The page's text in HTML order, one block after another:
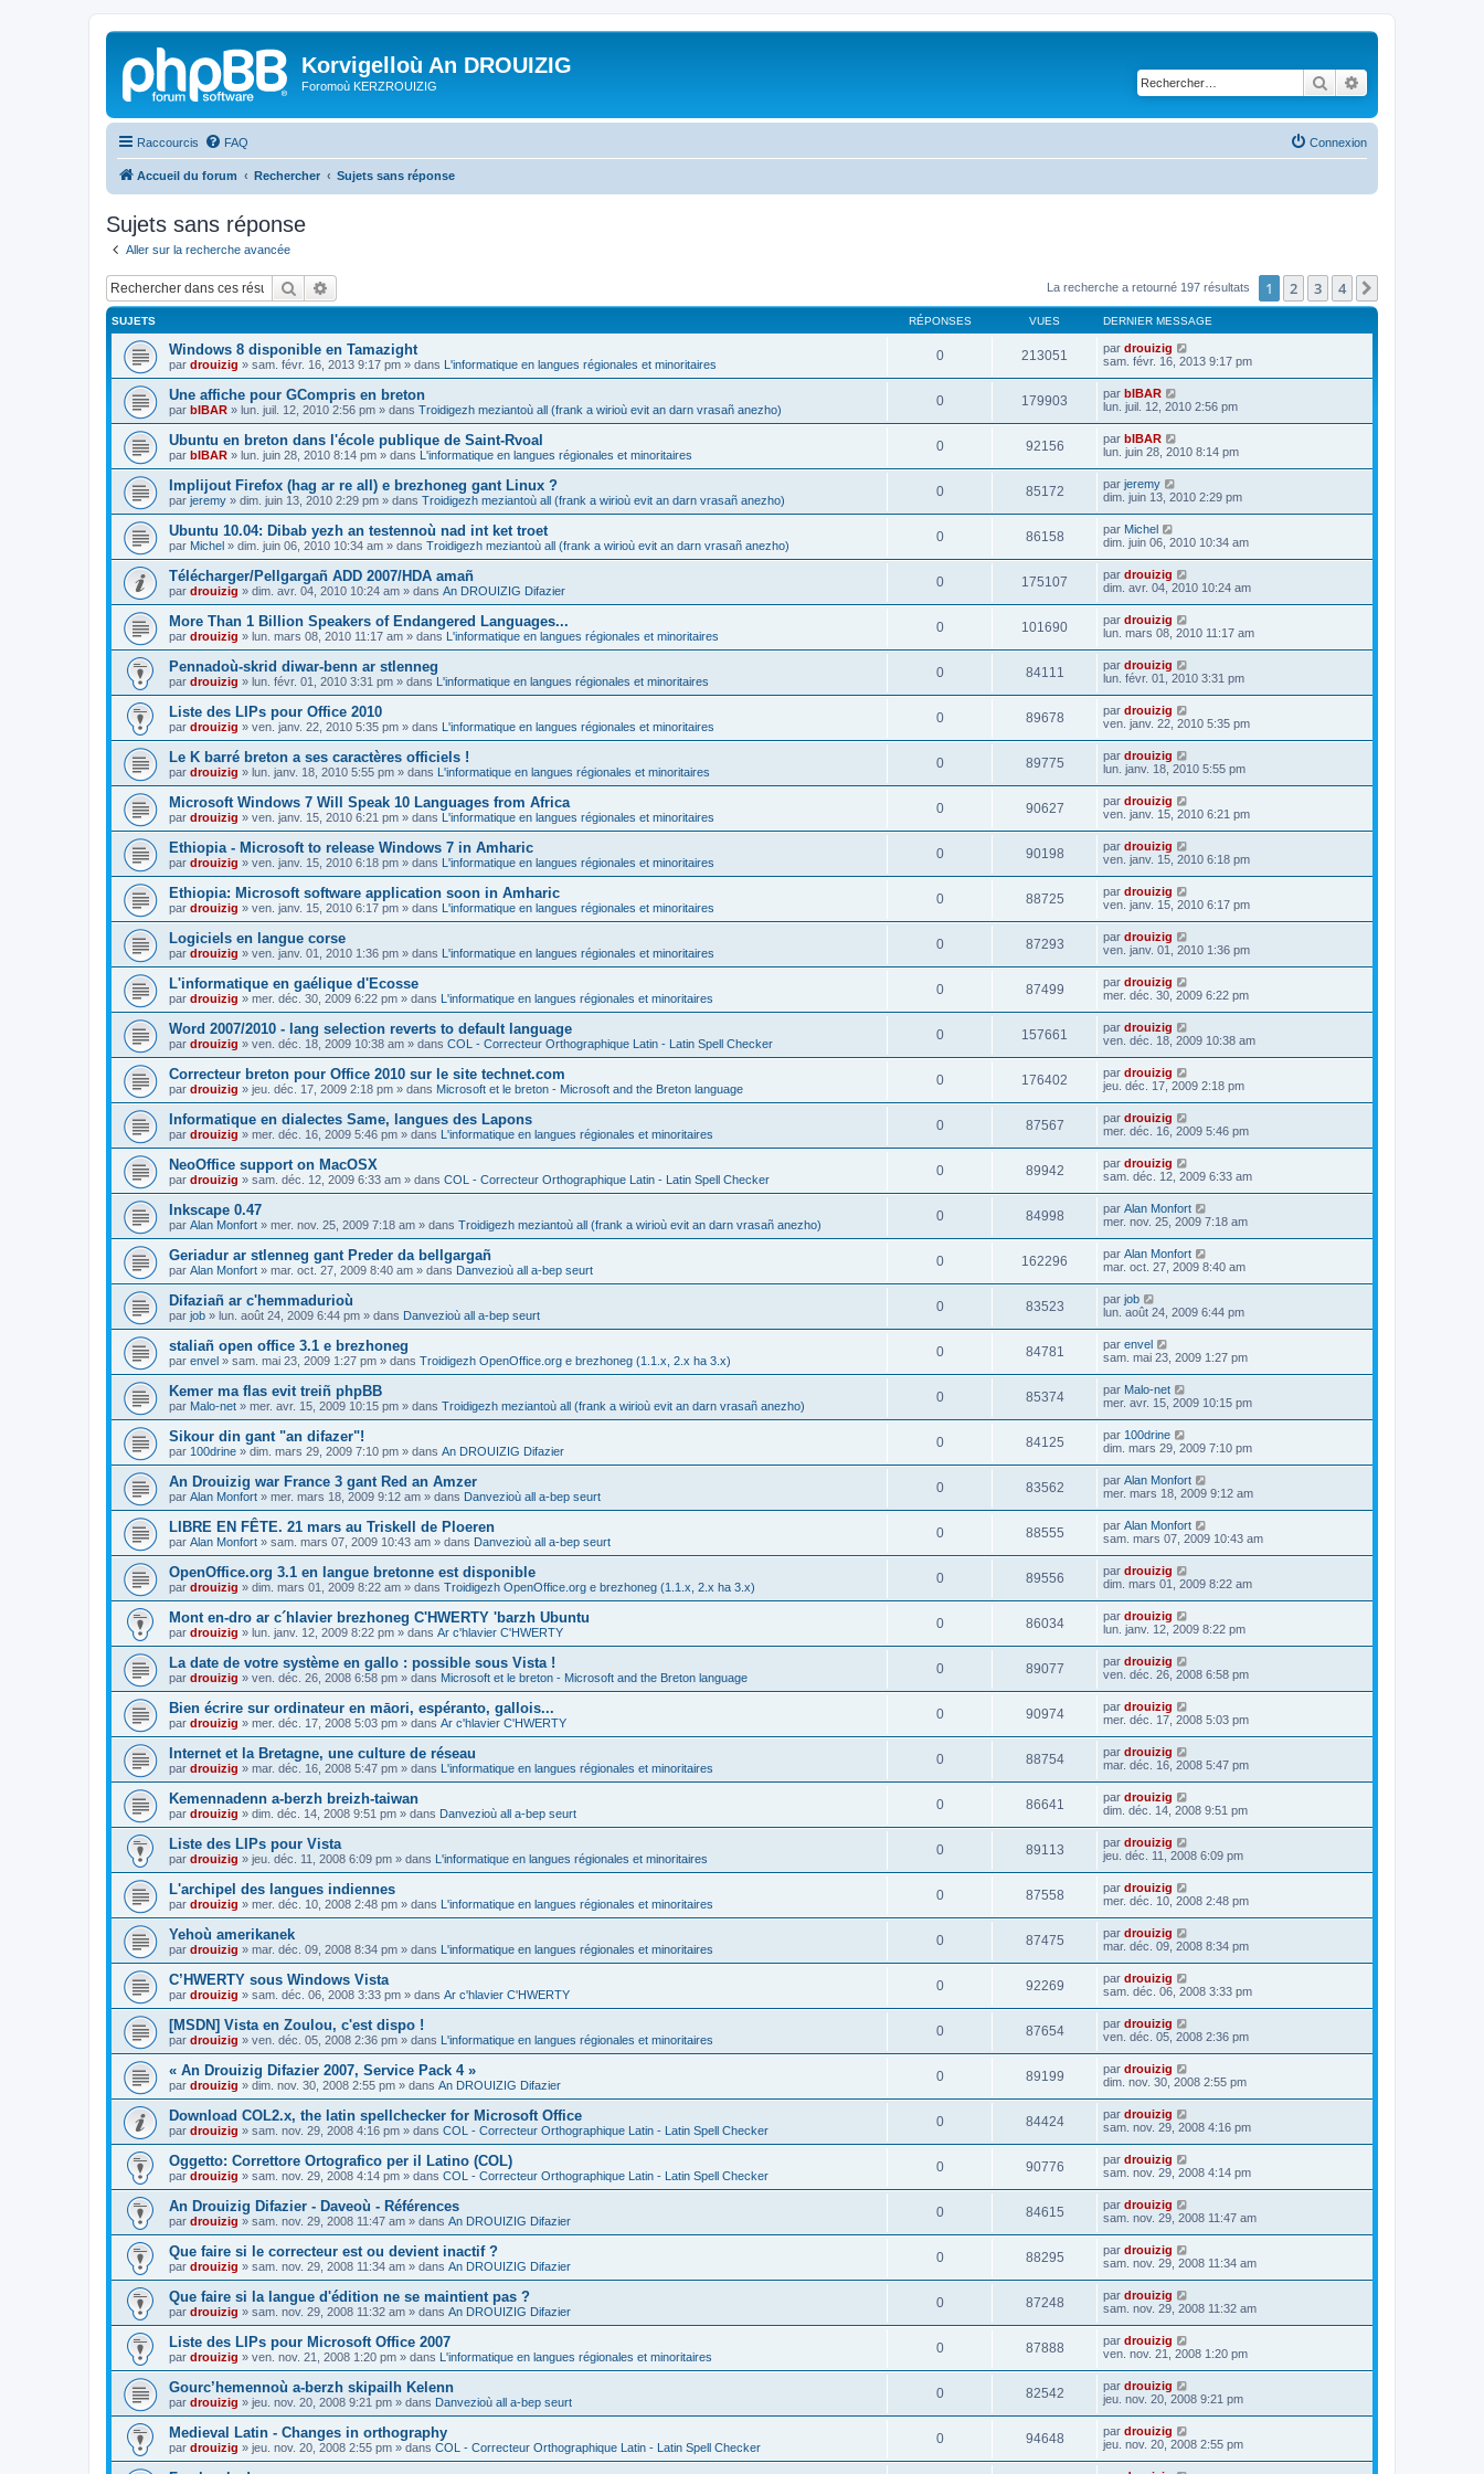
Korvigelloù An DROUIZIG
Foromoù KERZROUIZIG Rechercher
Raccourcis FAQ Connexion
Accueil du forum Rechercher Sujets sans réponse
Sujets sans réponse
Aller sur la recherche avancée
Rechercher La recherche a retourné 197 résultats 1 2 3 4
SUJETS RÉPONSES VUES DERNIER MESSAGE
Windows 8 disponible en Tamazight
par drouizig » sam. févr. 16, 2013 9:17 pm » dans L'informatique en langues régionales et minoritaires
0 213051 par drouizig
sam. févr. 16, 2013 9:17 pm
Une affiche pour GCompris en breton
par bIBAR » lun. juil. 12, 2010 2:56 pm » dans Troidigezh meziantoù all (frank a wirioù evit an darn vrasañ anezho)
0 179903 par bIBAR
lun. juil. 12, 2010 2:56 pm
Ubuntu en breton dans l'école publique de Saint-Rvoal
par bIBAR » lun. juin 28, 2010 8:14 pm » dans L'informatique en langues régionales et minoritaires
0 92156 par bIBAR
lun. juin 28, 2010 8:14 pm
Implijout Firefox (hag ar re all) e brezhoneg gant Linux ?
par jeremy » dim. juin 13, 2010 2:29 pm » dans Troidigezh meziantoù all (frank a wirioù evit an darn vrasañ anezho)
0 85172 par jeremy
dim. juin 13, 2010 2:29 pm
Ubuntu 10.04: Dibab yezh an testennoù nad int ket troet
par Michel » dim. juin 06, 2010 10:34 am » dans Troidigezh meziantoù all (frank a wirioù evit an darn vrasañ anezho)
0 86158 par Michel
dim. juin 06, 2010 10:34 am
Télécharger/Pellgargañ ADD 2007/HDA amañ
par drouizig » dim. avr. 04, 2010 10:24 am » dans An DROUIZIG Difazier
0 175107 par drouizig
dim. avr. 04, 2010 10:24 am
More Than 1 Billion Speakers of Endangered Languages...
par drouizig » lun. mars 08, 2010 11:17 am » dans L'informatique en langues régionales et minoritaires
0 101690 par drouizig
lun. mars 08, 2010 11:17 am
Pennadoù-skrid diwar-benn ar stlenneg
par drouizig » lun. févr. 01, 2010 3:31 pm » dans L'informatique en langues régionales et minoritaires
0 84111 par drouizig
lun. févr. 01, 2010 3:31 pm
Liste des LIPs pour Office 2010
par drouizig » ven. janv. 22, 2010 5:35 pm » dans L'informatique en langues régionales et minoritaires
0 89678 par drouizig
ven. janv. 22, 2010 5:35 pm
Le K barré breton a ses caractères officiels !
par drouizig » lun. janv. 18, 2010 5:55 pm » dans L'informatique en langues régionales et minoritaires
0 89775 par drouizig
lun. janv. 18, 2010 5:55 pm
Microsoft Windows 7 Will Speak 10 Languages from Africa
par drouizig » ven. janv. 15, 2010 6:21 pm » dans L'informatique en langues régionales et minoritaires
0 90627 par drouizig
ven. janv. 15, 2010 6:21 pm
Ethiopia - Microsoft to release Windows 7 in Amharic
par drouizig » ven. janv. 15, 2010 6:18 pm » dans L'informatique en langues régionales et minoritaires
0 90198 par drouizig
ven. janv. 15, 2010 6:18 pm
Ethiopia: Microsoft software application soon in Amharic
par drouizig » ven. janv. 15, 2010 6:17 pm » dans L'informatique en langues régionales et minoritaires
0 88725 par drouizig
ven. janv. 15, 2010 6:17 pm
Logiciels en langue corse
par drouizig » ven. janv. 01, 2010 1:36 pm » dans L'informatique en langues régionales et minoritaires
0 87293 par drouizig
ven. janv. 01, 2010 1:36 pm
L'informatique en gaélique d'Ecosse
par drouizig » mer. déc. 30, 2009 6:22 pm » dans L'informatique en langues régionales et minoritaires
0 87499 par drouizig
mer. déc. 30, 2009 6:22 pm
Word 2007/2010 - lang selection reverts to default language
par drouizig » ven. déc. 18, 2009 10:38 am » dans COL - Correcteur Orthographique Latin - Latin Spell Checker
0 157661 par drouizig
ven. déc. 18, 2009 10:38 am
Correcteur breton pour Office 2010 sur le site technet.com
par drouizig » jeu. déc. 17, 2009 2:18 pm » dans Microsoft et le breton - Microsoft and the Breton language
0 176402 par drouizig
jeu. déc. 17, 2009 2:18 pm
Informatique en dialectes Same, langues des Lapons
par drouizig » mer. déc. 16, 2009 5:46 pm » dans L'informatique en langues régionales et minoritaires
0 87567 par drouizig
mer. déc. 16, 2009 5:46 pm
NeoOffice support on MacOSX
par drouizig » sam. déc. 12, 2009 6:33 am » dans COL - Correcteur Orthographique Latin - Latin Spell Checker
0 89942 par drouizig
sam. déc. 12, 2009 6:33 am
Inkscape 0.47
par Alan Monfort » mer. nov. 25, 2009 7:18 am » dans Troidigezh meziantoù all (frank a wirioù evit an darn vrasañ anezho)
0 84998 par Alan Monfort
mer. nov. 25, 2009 7:18 am
Geriadur ar stlenneg gant Preder da bellgargañ
par Alan Monfort » mar. oct. 27, 2009 8:40 am » dans Danvezioù all a-bep seurt
0 162296 par Alan Monfort
mar. oct. 27, 2009 8:40 am
Difaziañ ar c'hemmadurioù
par job » lun. août 24, 2009 6:44 pm » dans Danvezioù all a-bep seurt
0 83523 par job
lun. août 24, 2009 6:44 pm
staliañ open office 3.1 e brezhoneg
par envel » sam. mai 23, 2009 1:27 pm » dans Troidigezh OpenOffice.org e brezhoneg (1.1.x, 2.x ha 3.x)
0 84781 par envel
sam. mai 23, 2009 1:27 pm
Kemer ma flas evit treiñ phpBB
par Malo-net » mer. avr. 15, 2009 10:15 pm » dans Troidigezh meziantoù all (frank a wirioù evit an darn vrasañ anezho)
0 85374 par Malo-net
mer. avr. 15, 2009 10:15 pm
Sikour din gant "an difazer"!
par 100drine » dim. mars 29, 2009 7:10 pm » dans An DROUIZIG Difazier
0 84125 par 100drine
dim. mars 29, 2009 7:10 pm
An Drouizig war France 3 gant Red an Amzer
par Alan Monfort » mer. mars 18, 2009 9:12 am » dans Danvezioù all a-bep seurt
0 83562 par Alan Monfort
mer. mars 18, 2009 9:12 am
LIBRE EN FÊTE. 21 mars au Triskell de Ploeren
par Alan Monfort » sam. mars 07, 2009 10:43 am » dans Danvezioù all a-bep seurt
0 88555 par Alan Monfort
sam. mars 07, 2009 10:43 am
OpenOffice.org 3.1 en langue bretonne est disponible
par drouizig » dim. mars 01, 2009 8:22 am » dans Troidigezh OpenOffice.org e brezhoneg (1.1.x, 2.x ha 3.x)
0 89556 par drouizig
dim. mars 01, 2009 8:22 am
Mont en-dro ar c´hlavier brezhoneg C'HWERTY 'barzh Ubuntu
par drouizig » lun. janv. 12, 2009 8:22 pm » dans Ar c'hlavier C'HWERTY
0 86034 par drouizig
lun. janv. 12, 2009 8:22 pm
La date de votre système en gallo : possible sous Vista !
par drouizig » ven. déc. 26, 2008 6:58 pm » dans Microsoft et le breton - Microsoft and the Breton language
0 89077 par drouizig
ven. déc. 26, 2008 6:58 pm
Bien écrire sur ordinateur en māori, espéranto, gallois...
par drouizig » mer. déc. 17, 2008 5:03 pm » dans Ar c'hlavier C'HWERTY
0 90974 par drouizig
mer. déc. 17, 2008 5:03 pm
Internet et la Bretagne, une culture de réseau
par drouizig » mar. déc. 16, 2008 5:47 pm » dans L'informatique en langues régionales et minoritaires
0 88754 par drouizig
mar. déc. 16, 2008 5:47 pm
Kemennadenn a-berzh breizh-taiwan
par drouizig » dim. déc. 14, 2008 9:51 pm » dans Danvezioù all a-bep seurt
0 86641 par drouizig
dim. déc. 14, 2008 9:51 pm
Liste des LIPs pour Vista
par drouizig » jeu. déc. 11, 2008 6:09 pm » dans L'informatique en langues régionales et minoritaires
0 89113 par drouizig
jeu. déc. 11, 2008 6:09 pm
L'archipel des langues indiennes
par drouizig » mer. déc. 10, 2008 2:48 pm » dans L'informatique en langues régionales et minoritaires
0 87558 par drouizig
mer. déc. 10, 2008 2:48 pm
Yehoù amerikanek
par drouizig » mar. déc. 09, 2008 8:34 pm » dans L'informatique en langues régionales et minoritaires
0 87475 par drouizig
mar. déc. 09, 2008 8:34 pm
C’HWERTY sous Windows Vista
par drouizig » sam. déc. 06, 2008 3:33 pm » dans Ar c'hlavier C'HWERTY
0 92269 par drouizig
sam. déc. 06, 2008 3:33 pm
[MSDN] Vista en Zoulou, c'est dispo !
par drouizig » ven. déc. 05, 2008 2:36 pm » dans L'informatique en langues régionales et minoritaires
0 87654 par drouizig
ven. déc. 05, 2008 2:36 pm
« An Drouizig Difazier 2007, Service Pack 4 »
par drouizig » dim. nov. 30, 2008 2:55 pm » dans An DROUIZIG Difazier
0 89199 par drouizig
dim. nov. 30, 2008 2:55 pm
Download COL2.x, the latin spellchecker for Microsoft Office
par drouizig » sam. nov. 29, 2008 4:16 pm » dans COL - Correcteur Orthographique Latin - Latin Spell Checker
0 84424 par drouizig
sam. nov. 29, 2008 4:16 pm
Oggetto: Correttore Ortografico per il Latino (COL)
par drouizig » sam. nov. 29, 2008 4:14 pm » dans COL - Correcteur Orthographique Latin - Latin Spell Checker
0 90776 par drouizig
sam. nov. 29, 2008 4:14 pm
An Drouizig Difazier - Daveoù - Références
par drouizig » sam. nov. 29, 2008 11:47 am » dans An DROUIZIG Difazier
0 84615 par drouizig
sam. nov. 29, 2008 11:47 am
Que faire si le correcteur est ou devient inactif ?
par drouizig » sam. nov. 29, 2008 11:34 am » dans An DROUIZIG Difazier
0 88295 par drouizig
sam. nov. 29, 2008 11:34 am
Que faire si la langue d'édition ne se maintient pas ?
par drouizig » sam. nov. 29, 2008 11:32 am » dans An DROUIZIG Difazier
0 87248 par drouizig
sam. nov. 29, 2008 11:32 am
Liste des LIPs pour Microsoft Office 2007
par drouizig » ven. nov. 21, 2008 1:20 pm » dans L'informatique en langues régionales et minoritaires
0 87888 par drouizig
ven. nov. 21, 2008 1:20 pm
Gourc’hemennoù a-berzh skipailh Kelenn
par drouizig » jeu. nov. 20, 2008 9:21 pm » dans Danvezioù all a-bep seurt
0 82542 par drouizig
jeu. nov. 20, 2008 9:21 pm
Medieval Latin - Changes in orthography
par drouizig » jeu. nov. 20, 2008 2:55 pm » dans COL - Correcteur Orthographique Latin - Latin Spell Checker
0 94648 par drouizig
jeu. nov. 20, 2008 2:55 pm